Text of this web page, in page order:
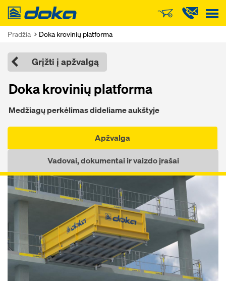
Doka
Pradžia Doka krovinių platforma
Grįžti į apžvalgą
Doka krovinių platforma
Medžiagų perkėlimas dideliame aukštyje
Apžvalga
Vadovai, dokumentai ir vaizdo įrašai